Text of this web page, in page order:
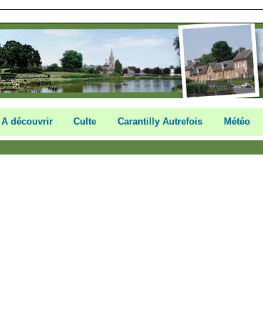
A découvrir Culte Carantilly Autrefois Météo